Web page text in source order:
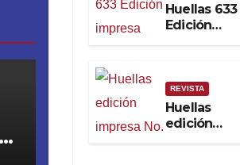
Huellas 633
Edición
REVISTA
Huellas
edición